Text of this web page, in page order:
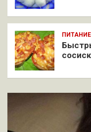
ПИТАНИЕ